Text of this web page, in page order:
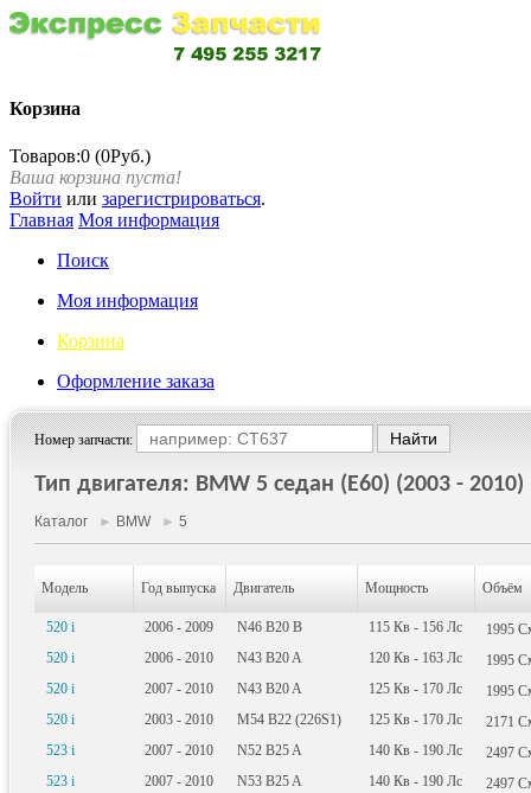
Корзина
Товаров:0 (0Руб.)
Ваша корзина пуста!
Войти или зарегистрироваться.
Главная Моя информация
Поиск
Моя информация
Корзина
Оформление заказа
Номер запчасти:
Тип двигателя: BMW 5 седан (E60) (2003 - 2010)
Каталог ► BMW ► 5
Модель Год выпуска Двигатель Мощность Объём
520 i 2006 - 2009 N46 B20 B 115 Кв - 156 Лс 1995
520 i
2006 - 2010 N43 B20 A 120 Кв - 163 Лс 1995
520 i
2007 - 2010 N43 B20 A 125 Кв - 170 Лс 1995
520 i
2003 - 2010 M54 B22 (226S1) 125 Кв - 170 Лс 2171
523 i
2007 - 2010 N52 B25 A 140 Кв - 190 Лс 2497
523 i
2007 - 2010 N53 B25 A 140 Кв - 190 Лс 2497